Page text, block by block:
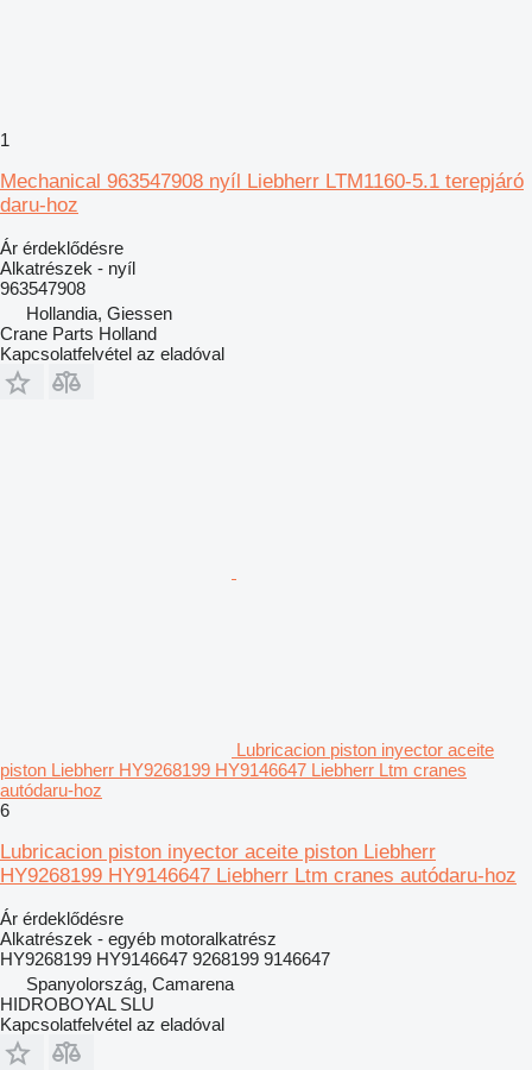
1
Mechanical 963547908 nyíl Liebherr LTM1160-5.1 terepjáró
daru-hoz
Ár érdeklődésre
Alkatrészek - nyíl
963547908
Hollandia, Giessen
Crane Parts Holland
Kapcsolatfelvétel az eladóval
Lubricacion piston inyector aceite
piston Liebherr HY9268199 HY9146647 Liebherr Ltm cranes
autódaru-hoz
6
Lubricacion piston inyector aceite piston Liebherr
HY9268199 HY9146647 Liebherr Ltm cranes autódaru-hoz
Ár érdeklődésre
Alkatrészek - egyéb motoralkatrész
HY9268199 HY9146647 9268199 9146647
Spanyolország, Camarena
HIDROBOYAL SLU
Kapcsolatfelvétel az eladóval